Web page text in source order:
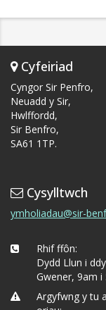
Cyfeiriad
Cyngor Sir Penfro,
Neuadd y Sir,
Hwlffordd,
Sir Benfro,
SA61 1TP.
Cysylltwch
ymholiadau@sir-
Rhif ffôn:
Dydd Llun i
Gwener, 9am i
Argyfwng y tu